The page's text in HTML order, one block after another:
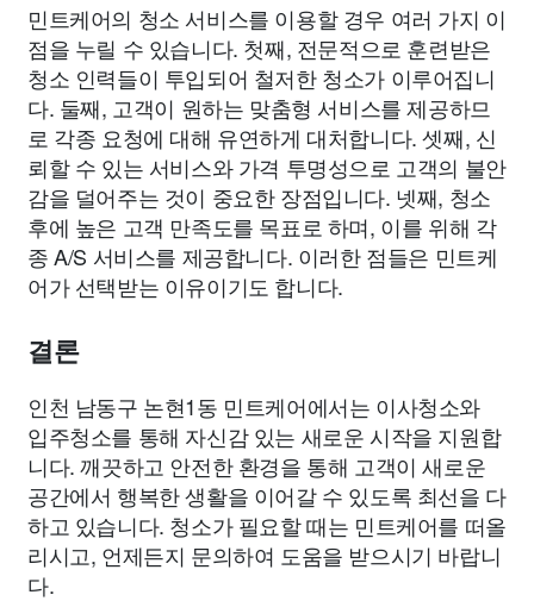
민트케어의 청소 서비스를 이용할 경우 여러 가지 이
점을 누릴 수 있습니다. 첫째, 전문적으로 훈련받은
청소 인력들이 투입되어 철저한 청소가 이루어집니
다. 둘째, 고객이 원하는 맞춤형 서비스를 제공하므
로 각종 요청에 대해 유연하게 대처합니다. 셋째, 신
뢰할 수 있는 서비스와 가격 투명성으로 고객의 불안
감을 덜어주는 것이 중요한 장점입니다. 넷째, 청소
후에 높은 고객 만족도를 목표로 하며, 이를 위해 각
종 A/S 서비스를 제공합니다. 이러한 점들은 민트케
어가 선택받는 이유이기도 합니다.
결론
인천 남동구 논현1동 민트케어에서는 이사청소와
입주청소를 통해 자신감 있는 새로운 시작을 지원합
니다. 깨끗하고 안전한 환경을 통해 고객이 새로운
공간에서 행복한 생활을 이어갈 수 있도록 최선을 다
하고 있습니다. 청소가 필요할 때는 민트케어를 떠올
리시고, 언제든지 문의하여 도움을 받으시기 바랍니
다.